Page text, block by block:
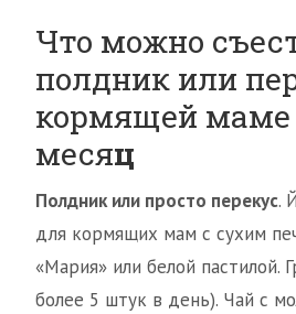
Что можно
полдник или
кормящей маме
месяц
Полдник или просто перекус.
для кормящих мам с сухим
«Мария» или белой пастилой.
более 5 штук в день). Чай с